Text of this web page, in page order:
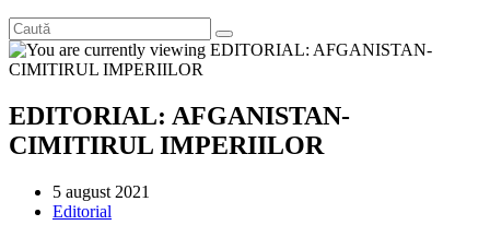
EDITORIAL: AFGANISTAN-
CIMITIRUL IMPERIILOR
Post
published:
5 august 2021
Post
Editorial